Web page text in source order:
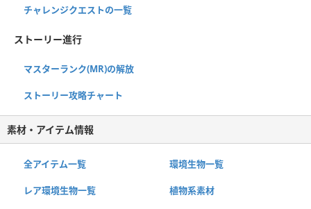
チャレンジクエストの一覧
ストーリー進行
マスターランク(MR)の解放
ストーリー攻略チャート
素材・アイテム情報
全アイテム一覧 環境生物一覧
レア環境生物一覧 植物系素材